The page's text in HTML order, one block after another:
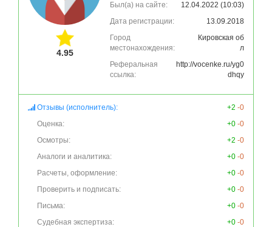
4.95
Был(а) на сайте:
12.04.2022 (10:03)
Дата регистрации:
13.09.2018
Город
местонахождения:
Кировская об
л
Реферальная
ссылка:
http://vocenke.ru/yg0
dhqy
Отзывы (исполнитель): +2 -0
Оценка:
+0 -0
Осмотры:
+2 -0
Аналоги и аналитика:
+0 -0
Расчеты, оформление:
+0 -0
Проверить и подписать:
+0 -0
Письма:
+0 -0
Судебная экспертиза:
+0 -0